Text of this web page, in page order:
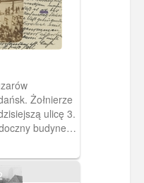
Żołnierze
ulicę 3.
budynek